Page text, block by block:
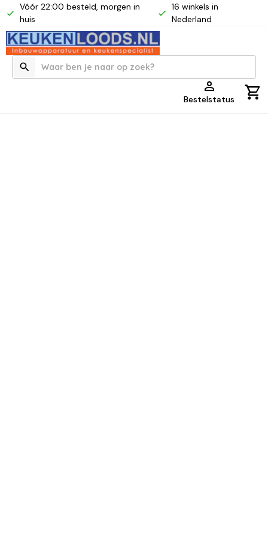
Vóór 22:00 besteld, morgen in
huis
16 winkels in
Nederland
Bestelstatus